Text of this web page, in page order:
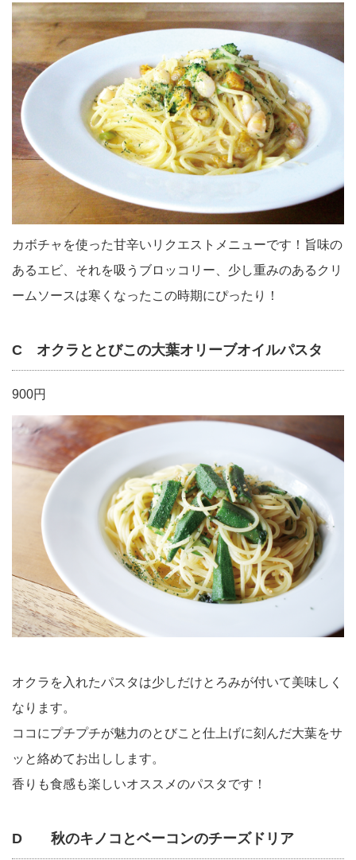
カボチャを使った甘辛いリクエストメニューです！旨味の
あるエビ、それを吸うブロッコリー、少し重みのあるクリ
ームソースは寒くなったこの時期にぴったり！
C オクラととびこの大葉オリーブオイルパスタ
900円
オクラを入れたパスタは少しだけとろみが付いて美味しく
なります。
ココにプチプチが魅力のとびこと仕上げに刻んだ大葉をサ
ッと絡めてお出しします。
香りも食感も楽しいオススメのパスタです！
D 秋のキノコとベーコンのチーズドリア